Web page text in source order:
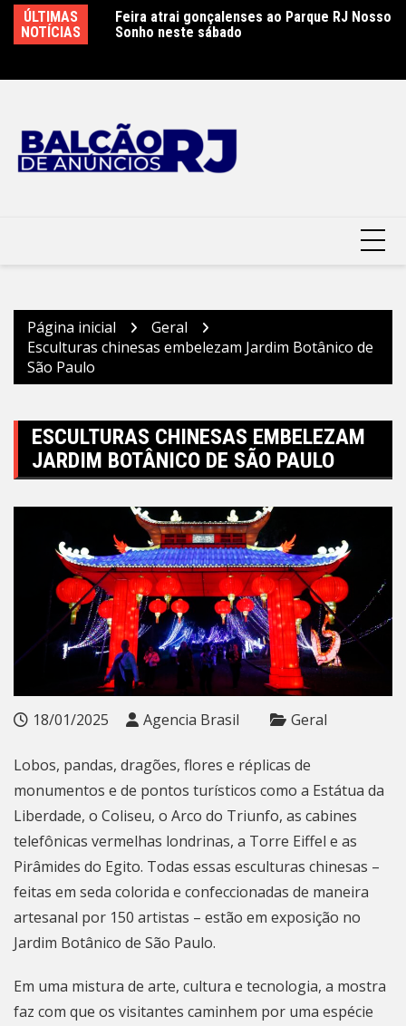
para
ÚLTIMAS
NOTÍCIAS
Feira atrai gonçalenses ao Parque RJ Nosso
Sonho neste sábado
Sábado letivo especial na rede municipal de
educação em São Gonçalo
Página inicial
Geral
Esculturas chinesas embelezam Jardim Botânico de
São Paulo
ESCULTURAS CHINESAS EMBELEZAM
JARDIM BOTÂNICO DE SÃO PAULO
18/01/2025 Agencia Brasil Geral
Lobos, pandas, dragões, flores e réplicas de
monumentos e de pontos turísticos como a Estátua da
Liberdade, o Coliseu, o Arco do Triunfo, as cabines
telefônicas vermelhas londrinas, a Torre Eiffel e as
Pirâmides do Egito. Todas essas esculturas chinesas –
feitas em seda colorida e confeccionadas de maneira
artesanal por 150 artistas – estão em exposição no
Jardim Botânico de São Paulo.
Em uma mistura de arte, cultura e tecnologia, a mostra
faz com que os visitantes caminhem por uma espécie